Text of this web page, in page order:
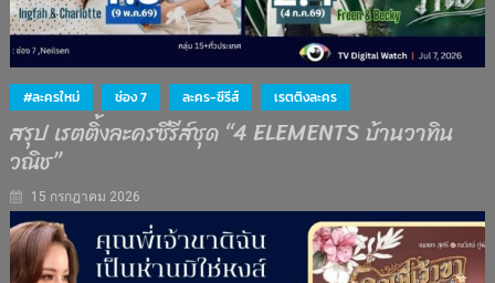
#ละครใหม่ ช่อง 7 ละคร-ซีรีส์ เรตติงละคร
สรุป เรตติ้งละครซีรีส์ชุด “4 ELEMENTS บ้านวาทิน
วณิช”
15 กรกฎาคม 2026